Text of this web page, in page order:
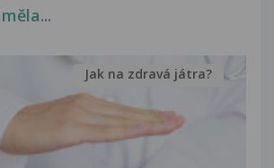
Jak na zdravá játra?